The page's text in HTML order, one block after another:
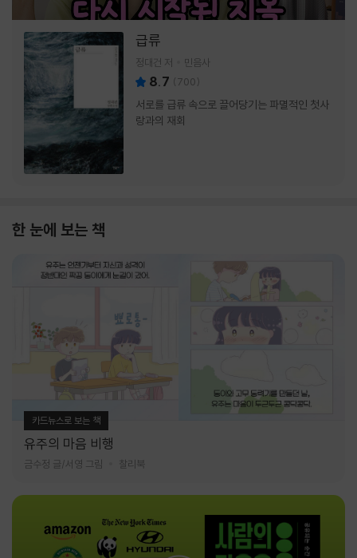
급류
정대건 저 민음사
8.7 (700)
서로를 급류 속으로 끌어당기는 파멸적인 첫사
랑과의 재회
한 눈에 보는 책
카드뉴스로 보는 책
유주의 마음 비행
금수정 글/서영 그림 찰리북